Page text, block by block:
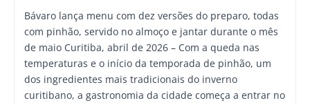
Bávaro lança menu com dez versões do preparo, todas
com pinhão, servido no almoço e jantar durante o mês
de maio Curitiba, abril de 2026 – Com a queda nas
temperaturas e o início da temporada de pinhão, um
dos ingredientes mais tradicionais do inverno
curitibano, a gastronomia da cidade começa a entrar no